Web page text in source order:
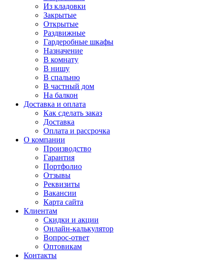
Из кладовки
Закрытые
Открытые
Раздвижные
Гардеробные шкафы
Назначение
В комнату
В нишу
В спальню
В частный дом
На балкон
Доставка и оплата
Как сделать заказ
Доставка
Оплата и рассрочка
О компании
Производство
Гарантия
Портфолио
Отзывы
Реквизиты
Вакансии
Карта сайта
Клиентам
Скидки и акции
Онлайн-калькулятор
Вопрос-ответ
Оптовикам
Контакты